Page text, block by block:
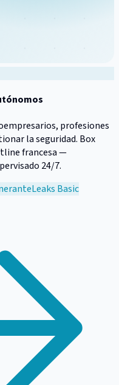
profesiones
la seguridad. Box
francesa —
24/7.
Leaks Basic